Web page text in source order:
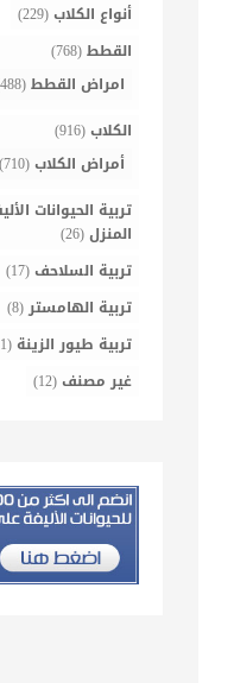
أنواع الكلاب(229)
القطط(768)
امراض القطط(488)
الكلاب(916)
أمراض الكلاب(710)
تربية الحيوانات
المنزل(26)
تربية السلاحف(17)
تربية الهامستر(8)
تربية طيور الزينة (21)
غير مصنف(12)